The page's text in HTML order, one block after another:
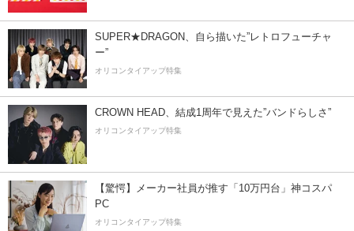
SUPER★DRAGON、自ら描いた”レトロフューチャ
ー”
オリコンタイアップ特集
CROWN HEAD、結成1周年で見えた”バンドらしさ”
オリコンタイアップ特集
【驚愕】メーカー社員が推す「10万円台」神コスパ
PC
オリコンタイアップ特集